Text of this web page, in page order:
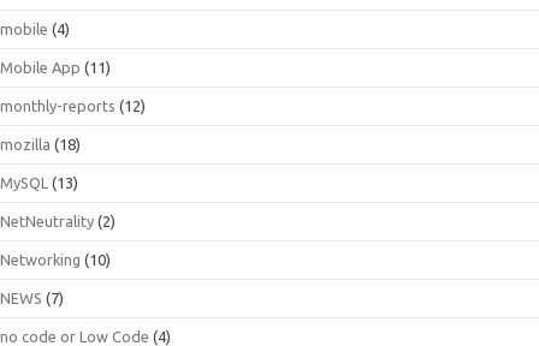
mobile (4)
Mobile App (11)
monthly-reports (12)
mozilla (18)
MySQL (13)
NetNeutrality (2)
Networking (10)
NEWS (7)
no code or Low Code (4)